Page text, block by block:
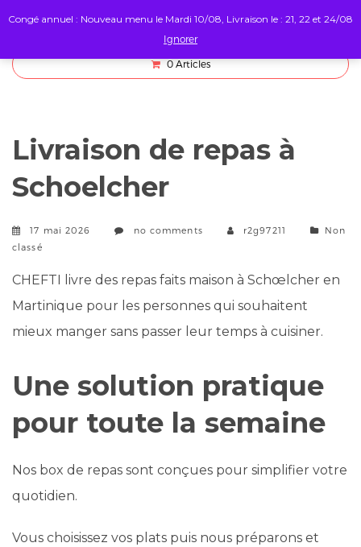
0 Articles
Livraison de repas à
Schoelcher
17 mai 2026 no comments r2g97211
Non
classé
CHEFTI livre des repas faits maison à Schœlcher en
Martinique pour les personnes qui souhaitent
mieux manger sans passer leur temps à cuisiner.
Une solution pratique
pour toute la semaine
Nos box de repas sont conçues pour simplifier votre
quotidien.
Vous choisissez vos plats puis nous préparons et
Congé annuel : Nouveau menu le Mardi 10/08, Livraison le : 21, 22 et 24/08
Ignorer